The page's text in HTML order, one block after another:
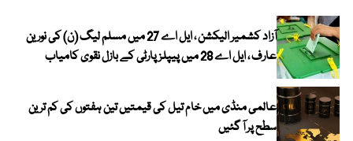
آزاد کشمیر الیکشن ، ایل اے 27 میں مسلم لیگ (ن) کی نورین
عارف ، ایل اے 28 میں پیپلز پارٹی کے بازل نقوی کامیاب
عالمی منڈی میں خام تیل کی قیمتیں تین ہفتوں کی کم ترین
سطح پر آ گئیں